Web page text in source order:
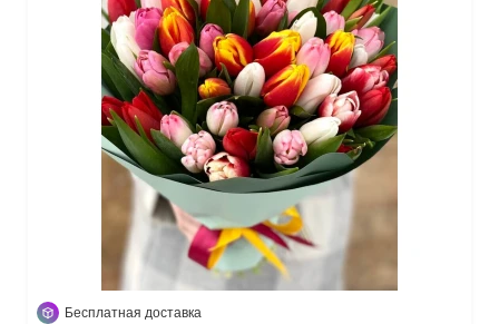
Бесплатная доставка